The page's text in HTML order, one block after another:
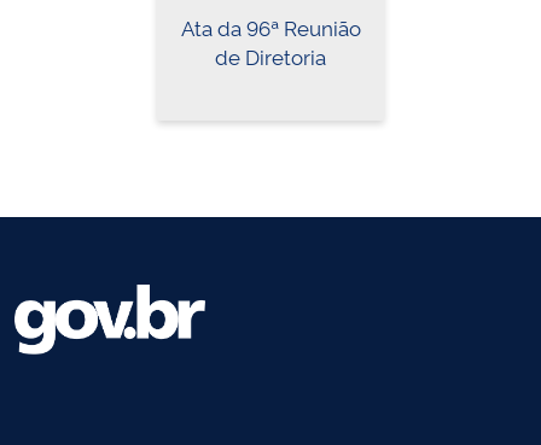
Ata da 96ª Reunião
de Diretoria